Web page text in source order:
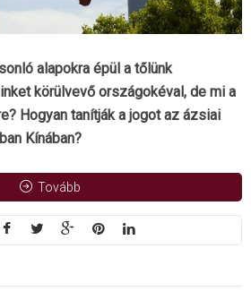
alapokra épül a tőlünk
körülvevő országokéval, de mi a
Hogyan tanítják a jogot az ázsiai
Kínában?
Tovább